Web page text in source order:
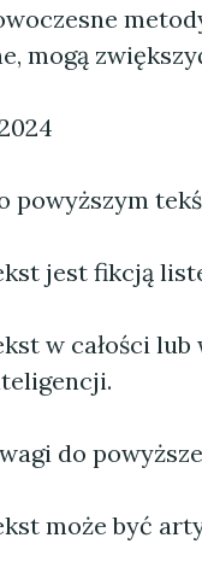
mogą
powyższym
jest fikcją
w całości
do
może być